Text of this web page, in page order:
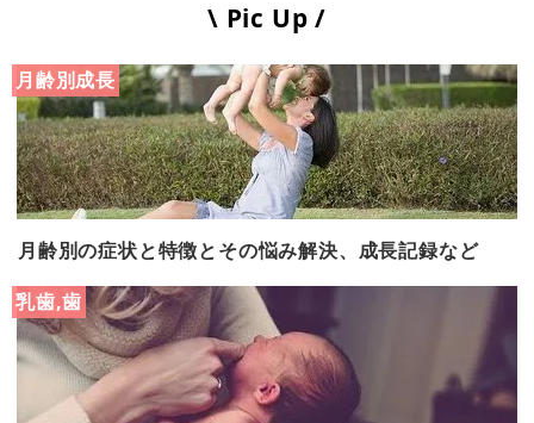
\ Pic Up /
月齢別成長
月齢別の症状と特徴とその悩み解決、成長記録など
乳歯,歯